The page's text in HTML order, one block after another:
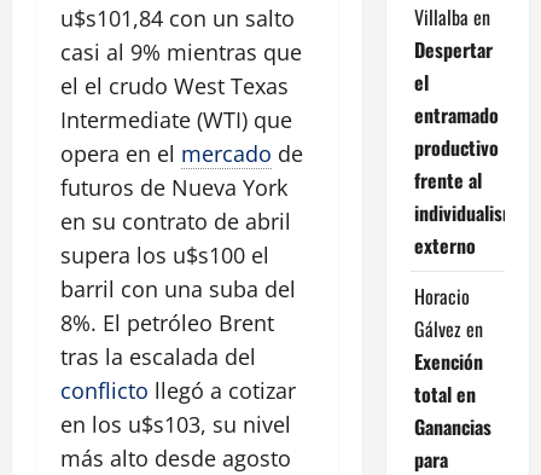
u$s101,84 con un salto
casi al 9% mientras que
el el crudo West Texas
Intermediate (WTI) que
opera en el mercado de
futuros de Nueva York
en su contrato de abril
supera los u$s100 el
barril con una suba del
8%. El petróleo Brent
tras la escalada del
conflicto llegó a cotizar
en los u$s103, su nivel
más alto desde agosto
Villalba en
Despertar
el
entramado
productivo
frente al
individualismo
externo
Horacio
Gálvezen
Exención
total en
Ganancias
para